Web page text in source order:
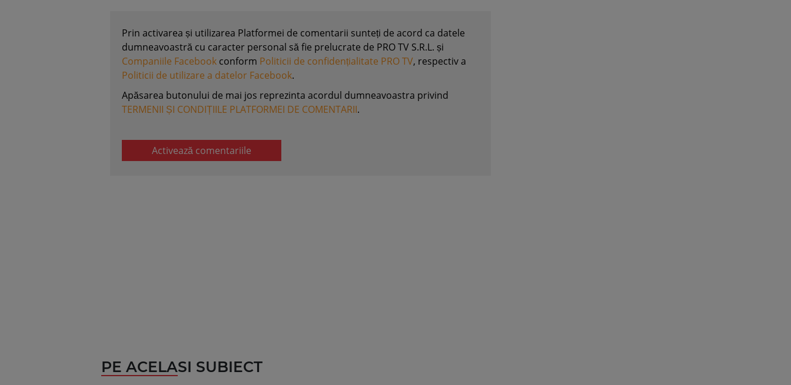
Prin activarea și utilizarea Platformei de comentarii sunteți de acord ca datele
dumneavoastră cu caracter personal să fie prelucrate de PRO TV S.R.L. și
Companiile Facebook conform Politicii de confidențialitate PRO TV, respectiv a
Politicii de utilizare a datelor Facebook.
Apăsarea butonului de mai jos reprezinta acordul dumneavoastra privind
TERMENII ȘI CONDIȚIILE PLATFORMEI DE COMENTARII.
Activează comentariile
PE ACELASI SUBIECT